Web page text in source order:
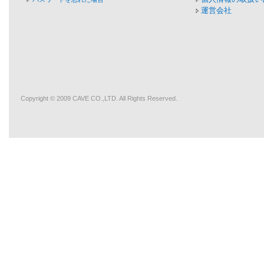
運営会社
Copyright © 2009 CAVE CO.,LTD. All Rights Reserved.